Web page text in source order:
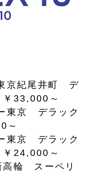
京紀尾井町 デ
33,000～
東京 デラック
～
東京 デラック
24,000～
高輪 スーペリ